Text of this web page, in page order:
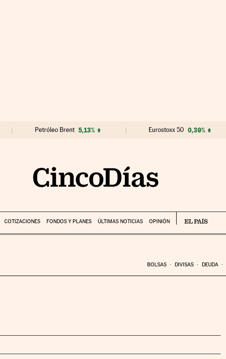
Petróleo Brent 5,13% Eurostoxx 50 0,39%
COTIZACIONES FONDOS Y PLANES ÚLTIMAS NOTICIAS OPINIÓN
BOLSAS DIVISAS DEUDA